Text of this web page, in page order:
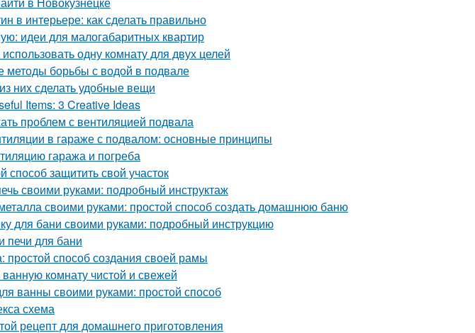
в интерьере: как сделать правильно
идеи для малогабаритных квартир
одну комнату для двух целей
борьбы с водой в подвале
них сделать удобные вещи
Items: 3 Creative Ideas
проблем с вентиляцией подвала
в гараже с подвалом: основные принципы
гаража и погреба
способ защитить свой участок
своими руками: подробный инструктаж
своими руками: простой способ создать домашнюю баню
для бани своими руками: подробный инструкцию
печи для бани
способ создания своей рамы
комнату чистой и свежей
ванны своими руками: простой способ
схема
рецепт для домашнего приготовления